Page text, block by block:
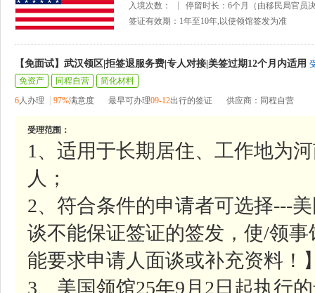
入境次数：
停留时长：6个月（由移民局官员
签证有效期：1年至10年,以使领馆签发为准
【免面试】武汉领区|拒签退服务费|专人对接|美签过期12个月内适用
免资产
同程自营
简化材料
6人办理 97%满意度 最早可办理09-12出行的签证 供应商：同程自营
受理范围：
1、适用于长期居住、工作地为
人；
2、符合条件的申请者可选择---
谈不能保证签证的签发，使/领
能要求申请人面谈或补充资料！
3、美国领馆25年9月2日起执行